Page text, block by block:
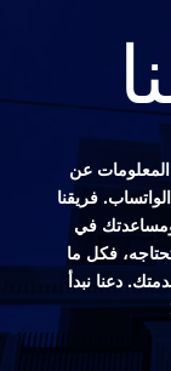
عن
فريقنا
في
فكل ما
دعنا نبدأ